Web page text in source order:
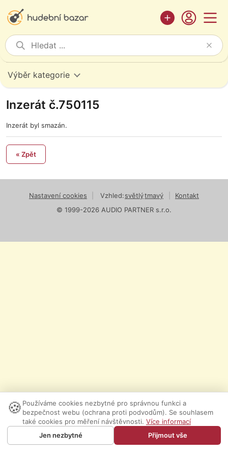
Výběr kategorie
Inzerát č.750115
Inzerát byl smazán.
« Zpět
Nastavení cookies Vzhled:světlýtmavý
Kontakt
© 1999-2026 AUDIO PARTNER s.r.o.
🍪 Používáme cookies nezbytné pro správnou funkci a
bezpečnost webu (ochrana proti podvodům). Se souhlasem
také cookies pro měření návštěvnosti. Více informací
Jen nezbytné
Přijmout vše